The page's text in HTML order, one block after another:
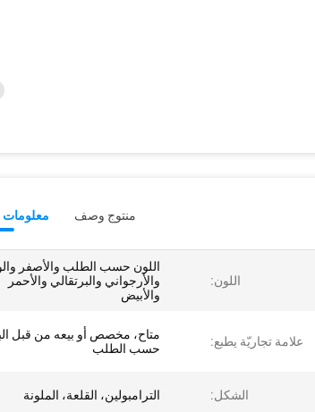
معلومات منتوج وصف
اللون:
اللون حسب الطلب والأصفر
والأرجواني والبرتقالي والأحمر
والأبيض
علامة تجاريّة يطبع:
متاح، مخصص أو بيعه من قبل
حسب الطلب
الشكل: الترامبولين، القلعة، الملونة